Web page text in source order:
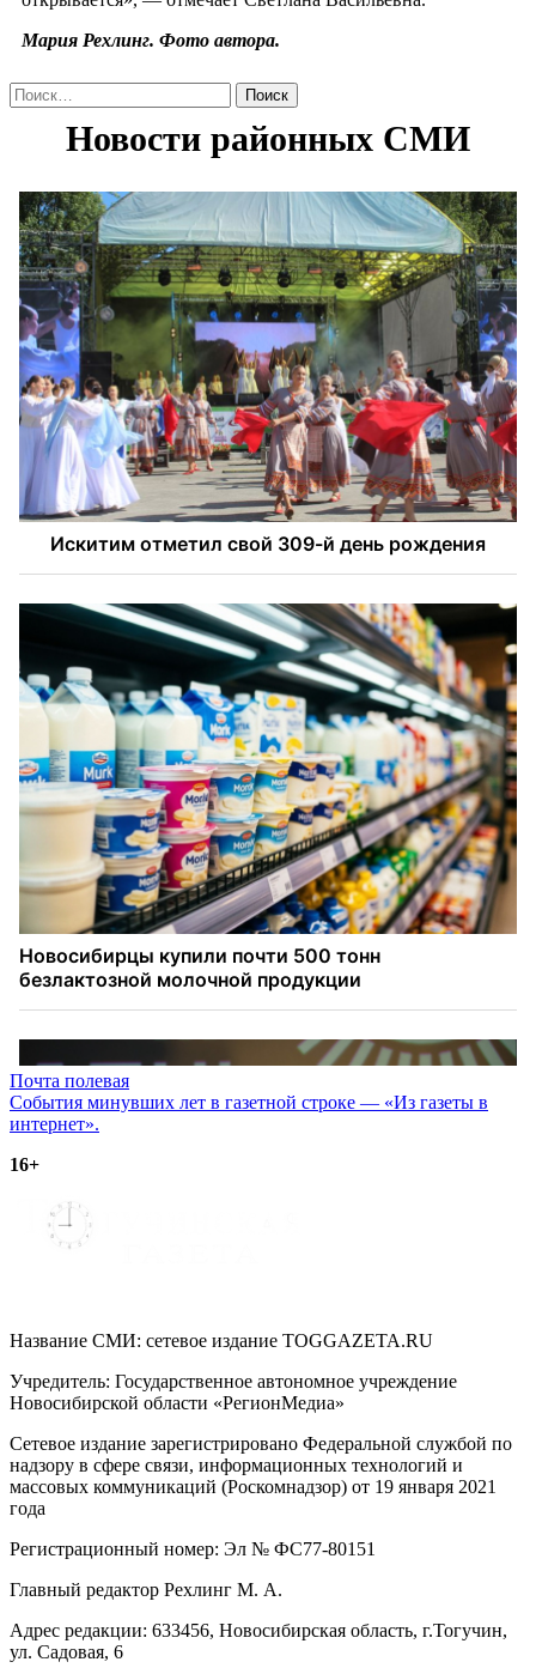
Мария Рехлинг. Фото автора.
Найти:
Навигация
по
Почта полевая
События минувших лет в газетной строке — «Из газеты в
интернет».
16+
Название СМИ: cетевое издание TOGGAZETA.RU
Учредитель: Государственное автономное учреждение
Новосибирской области «РегионМедиа»
Сетевое издание зарегистрировано Федеральной службой по
надзору в сфере связи, информационных технологий и
массовых коммуникаций (Роскомнадзор) от 19 января 2021
года
Регистрационный номер: Эл № ФС77-80151
Главный редактор Рехлинг М. А.
Адрес редакции: 633456, Новосибирская область, г.Тогучин,
ул. Садовая, 6